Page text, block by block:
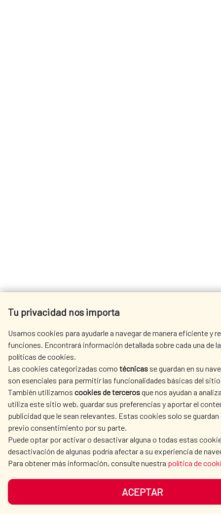
Tu privacidad nos importa
Usamos cookies para ayudarle a navegar de manera eficiente y
funciones. Encontrará información detallada sobre cada una de
políticas de cookies.
Las cookies categorizadas como técnicas se guardan en su
son esenciales para permitir las funcionalidades básicas del
También utilizamos cookies de tercerosque nos ayudan a
utiliza este sitio web, guardar sus preferencias y aportar el
publicidad que le sean relevantes. Estas cookies solo se guardan
previo consentimiento por su parte.
Puede optar por activar o desactivar alguna o todas estas
desactivación de algunas podría afectar a su experiencia de
Para obtener más información, consulte nuestra política de
ACEPTAR